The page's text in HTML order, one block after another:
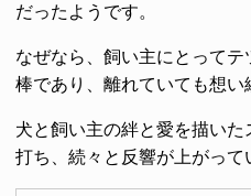
だったようです。
なぜなら、飼い主にとって
棒であり、離れていても想い
犬と飼い主の絆と愛を描い
打ち、続々と反響が上がって